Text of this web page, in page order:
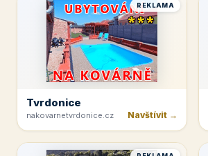
REKLAMA
Tvrdonice
nakovarnetvrdonice.cz Navštívit →